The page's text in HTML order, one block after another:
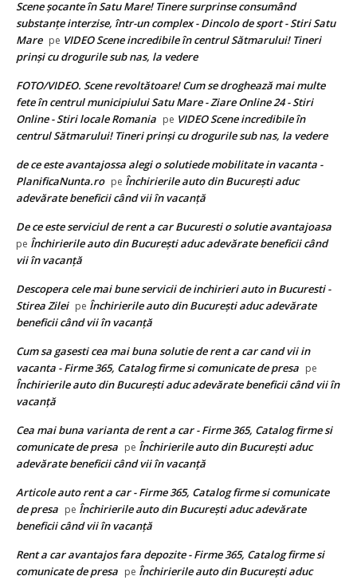
Scene șocante în Satu Mare! Tinere surprinse consumând
substanțe interzise, într-un complex - Dincolo de sport - Stiri Satu
Mare pe VIDEO Scene incredibile în centrul Sătmarului! Tineri
prinși cu drogurile sub nas, la vedere
FOTO/VIDEO. Scene revoltătoare! Cum se droghează mai multe
fete în centrul municipiului Satu Mare - Ziare Online 24 - Stiri
Online - Stiri locale Romania pe VIDEO Scene incredibile în
centrul Sătmarului! Tineri prinși cu drogurile sub nas, la vedere
de ce este avantajossa alegi o solutiede mobilitate in vacanta -
PlanificaNunta.ro pe Închirierile auto din București aduc
adevărate beneficii când vii în vacanță
De ce este serviciul de rent a car Bucuresti o solutie avantajoasa
pe Închirierile auto din București aduc adevărate beneficii când
vii în vacanță
Descopera cele mai bune servicii de inchirieri auto in Bucuresti -
Stirea Zilei pe Închirierile auto din București aduc adevărate
beneficii când vii în vacanță
Cum sa gasesti cea mai buna solutie de rent a car cand vii in
vacanta - Firme 365, Catalog firme si comunicate de presa pe
Închirierile auto din București aduc adevărate beneficii când vii în
vacanță
Cea mai buna varianta de rent a car - Firme 365, Catalog firme si
comunicate de presa pe Închirierile auto din București aduc
adevărate beneficii când vii în vacanță
Articole auto rent a car - Firme 365, Catalog firme si comunicate
de presa pe Închirierile auto din București aduc adevărate
beneficii când vii în vacanță
Rent a car avantajos fara depozite - Firme 365, Catalog firme si
comunicate de presa pe Închirierile auto din București aduc